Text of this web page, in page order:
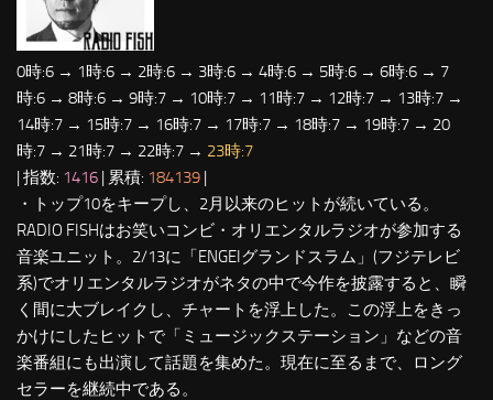
0時:6 → 1時:6 → 2時:6 → 3時:6 → 4時:6 → 5時:6 → 6時:6 → 7
時:6 → 8時:6 → 9時:7 → 10時:7 → 11時:7 → 12時:7 → 13時:7 →
14時:7 → 15時:7 → 16時:7 → 17時:7 → 18時:7 → 19時:7 → 20
時:7 → 21時:7 → 22時:7 → 23時:7
| 指数: 1416 | 累積: 184139 |
・トップ10をキープし、2月以来のヒットが続いている。
RADIO FISHはお笑いコンビ・オリエンタルラジオが参加する
音楽ユニット。2/13に「ENGEIグランドスラム」(フジテレビ
系)でオリエンタルラジオがネタの中で今作を披露すると、瞬
く間に大ブレイクし、チャートを浮上した。この浮上をきっ
かけにしたヒットで「ミュージックステーション」などの音
楽番組にも出演して話題を集めた。現在に至るまで、ロング
セラーを継続中である。